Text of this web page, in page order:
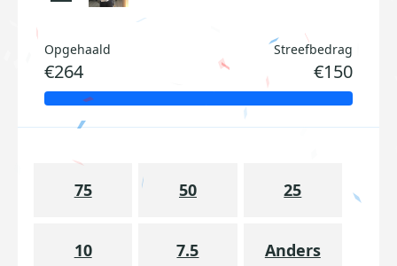
Opgehaald
€264
Streefbedrag
€150
75 50 25
10 7.5 Anders